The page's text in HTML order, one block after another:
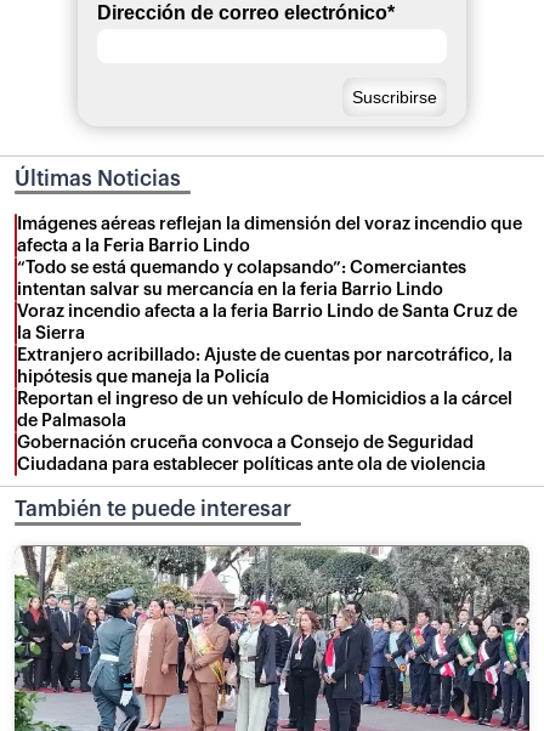
Dirección de correo electrónico*
Últimas Noticias
Imágenes aéreas reflejan la dimensión del voraz incendio que
afecta a la Feria Barrio Lindo
“Todo se está quemando y colapsando”: Comerciantes
intentan salvar su mercancía en la feria Barrio Lindo
Voraz incendio afecta a la feria Barrio Lindo de Santa Cruz de
la Sierra
Extranjero acribillado: Ajuste de cuentas por narcotráfico, la
hipótesis que maneja la Policía
Reportan el ingreso de un vehículo de Homicidios a la cárcel
de Palmasola
Gobernación cruceña convoca a Consejo de Seguridad
Ciudadana para establecer políticas ante ola de violencia
También te puede interesar